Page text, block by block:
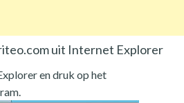
uit Internet Explorer
en druk op het